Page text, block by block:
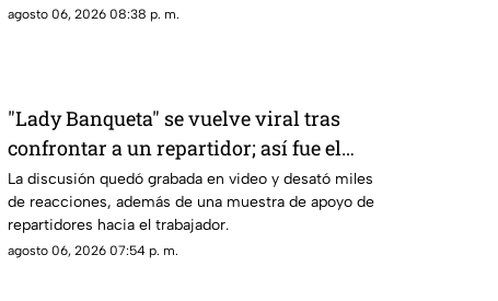
posibles responsables.
agosto 06, 2026 08:38 p. m.
"Lady Banqueta" se vuelve viral tras
confrontar a un repartidor; así fue el
momento
La discusión quedó grabada en video y desató miles
de reacciones, además de una muestra de apoyo de
repartidores hacia el trabajador.
agosto 06, 2026 07:54 p. m.